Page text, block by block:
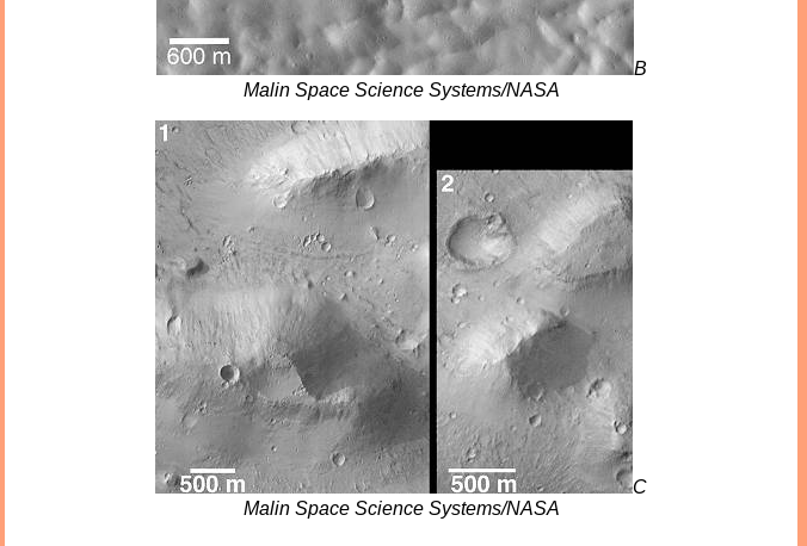
B
Malin Space Science Systems/NASA
C
Malin Space Science Systems/NASA